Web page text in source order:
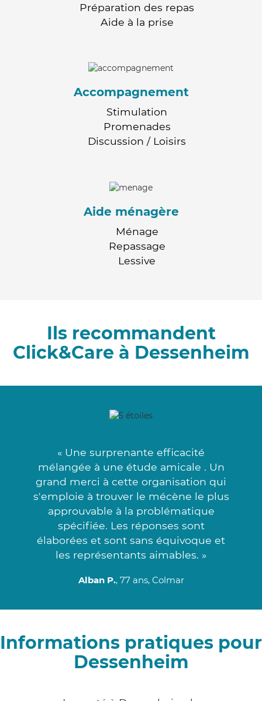
Préparation des repas
Aide à la prise
Accompagnement
Stimulation
Promenades
Discussion / Loisirs
Aide ménagère
Ménage
Repassage
Lessive
Ils recommandent
Click&Care à Dessenheim
« Une surprenante efficacité
mélangée à une étude amicale . Un
grand merci à cette organisation qui
s'emploie à trouver le mécène le plus
approuvable à la problématique
spécifiée. Les réponses sont
élaborées et sont sans équivoque et
les représentants aimables. »
Alban P., 77 ans, Colmar
Informations pratiques pour
Dessenheim